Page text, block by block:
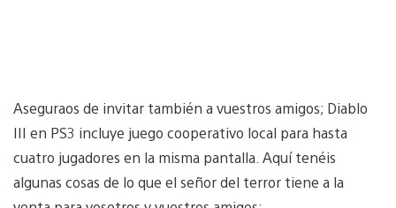
Aseguraos de invitar también a vuestros amigos; Diablo
III en PS3 incluye juego cooperativo local para hasta
cuatro jugadores en la misma pantalla. Aquí tenéis
algunas cosas de lo que el señor del terror tiene a la